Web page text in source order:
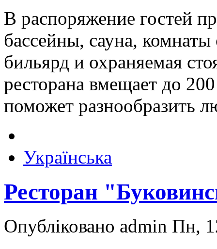
В распоряжение гостей
бассейны, сауна,
бильярд и охраняемая
ресторана вмещает до
поможет разнообразить
Українська
Ресторан
Опубліковано admin Пн,